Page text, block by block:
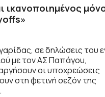
ικανοποιημένος
σε δηλώσεις του
με τον ΑΣ Παπάγου,
οι υποχρεώσεις
στη φετινή σεζόν της